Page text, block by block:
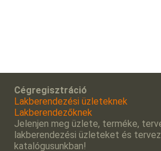
Cégregisztráció
Lakberendezési üzleteknek
Lakberendezőknek
Jelenjen meg üzlete, terméke,
lakberendezési üzleteket és
katalógusunkban!